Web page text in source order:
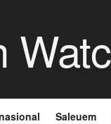
Saleuem